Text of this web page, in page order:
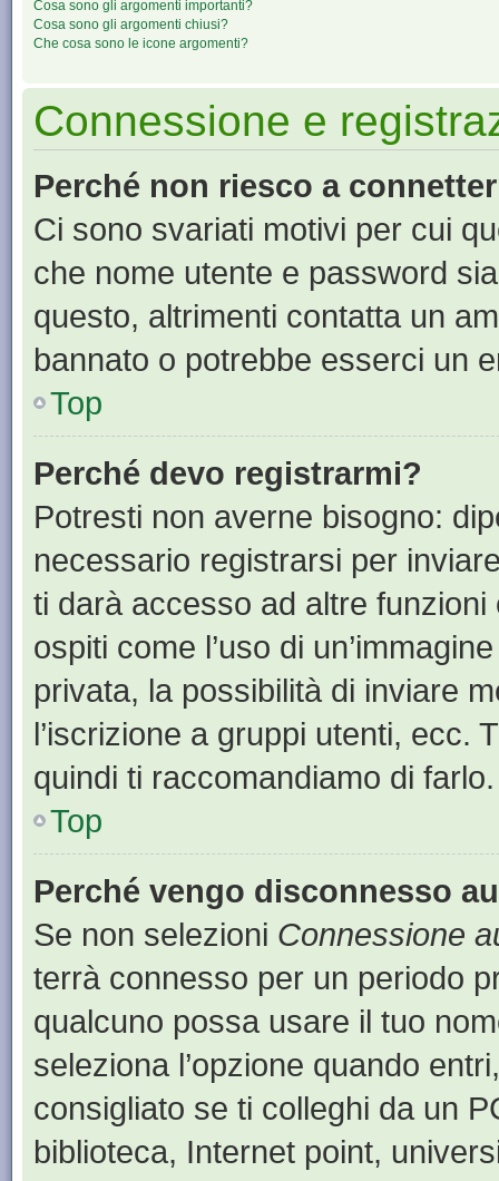
Cosa sono gli argomenti importanti?
Cosa sono gli argomenti chiusi?
Che cosa sono le icone argomenti?
Connessione e
Perché non riesco a
Ci sono svariati motivi per cui
che nome utente e password
questo, altrimenti contatta un
bannato o potrebbe esserci un
Top
Perché devo registrarmi?
Potresti non averne bisogno:
necessario registrarsi per
ti darà accesso ad altre
ospiti come l’uso di
privata, la possibilità di inviare
l’iscrizione a gruppi utenti, ecc.
quindi ti raccomandiamo di farlo.
Top
Perché vengo disconnesso
Se non selezioni Connessione
terrà connesso per un periodo
qualcuno possa usare il tuo
seleziona l’opzione quando
consigliato se ti colleghi da un
biblioteca, Internet point,